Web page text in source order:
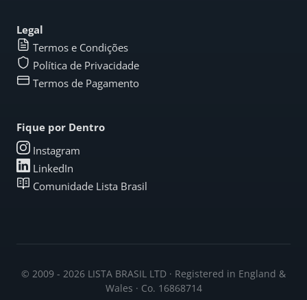
Legal
Termos e Condições
Política de Privacidade
Termos de Pagamento
Fique por Dentro
Instagram
LinkedIn
Comunidade Lista Brasil
© 2009 - 2026 LISTA BRASIL LTD · Registered in England &
Wales · Co. 16868714